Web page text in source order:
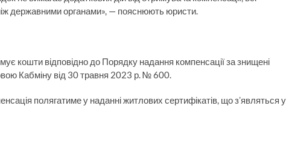
державними органами», — пояснюють юристи.
кошти відповідно до Порядку надання компенсації за знищені
Кабміну від 30 травня 2023 р. № 600.
полягатиме у наданні житлових сертифікатів, що зʼявляться у